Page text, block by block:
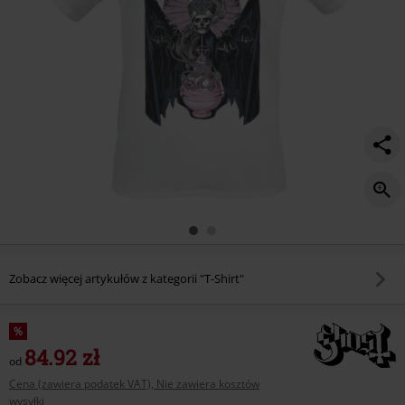
Zobacz więcej artykułów z kategorii "T-Shirt"
%
od 84.92 zł
Cena (zawiera podatek VAT), Nie zawiera kosztów
wysyłki